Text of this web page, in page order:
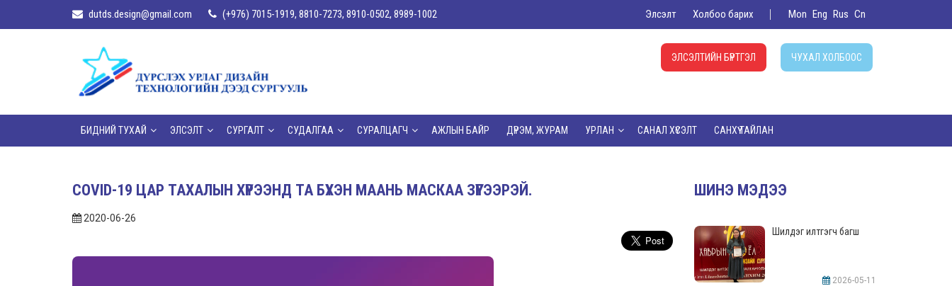
dutds.design@gmail.com (+976) 7015-1919, 8810-7273, 8910-0502, 8989-1002 Элсэлт Холбоо барих Mon Eng Rus Cn
ЭЛСЭЛТИЙН БҮРТГЭЛ ЧУХАЛ ХОЛБООС
БИДНИЙ ТУХАЙ ЭЛСЭЛТ СУРГАЛТ СУДАЛГАА СУРАЛЦАГЧ АЖЛЫН БАЙР ДҮРЭМ, ЖУРАМ УРЛАН САНАЛ ХҮСЭЛТ САНХҮҮ ТАЙЛАН
COVID-19 ЦАР ТАХАЛЫН ХҮРЭЭНД ТА БҮХЭН МААНЬ МАСКАА ЗҮҮГЭЭРЭЙ.
2020-06-26
ШИНЭ МЭДЭЭ
Шилдэг илтгэгч багш
2026-05-11